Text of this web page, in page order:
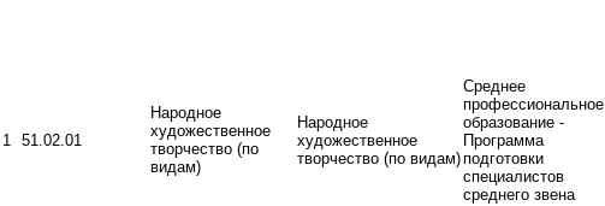
1 51.02.01
Народное
художественное
творчество (по
видам)
Народное
художественное
творчество (по видам)
Среднее
профессиональное
образование -
Программа
подготовки
специалистов
среднего звена